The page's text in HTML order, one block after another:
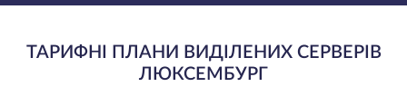
ТАРИФНІ ПЛАНИ ВИДІЛЕНИХ СЕРВЕРІВ
ЛЮКСЕМБУРГ